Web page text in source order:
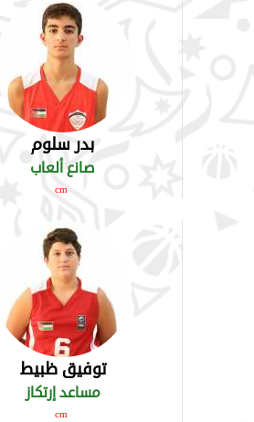
بدر سلوم
صانع ألعاب
cm
توفيق ظبيط
مساعد إرتكاز
cm